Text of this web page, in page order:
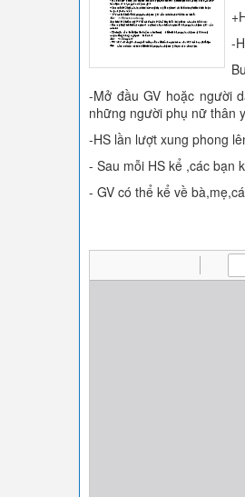
-
-Mở đầu GV hoặc người
những người phụ nữ thân
-HS lần lượt xung phong
- Sau mỗi HS kể ,các bạn
- GV có thể kể về